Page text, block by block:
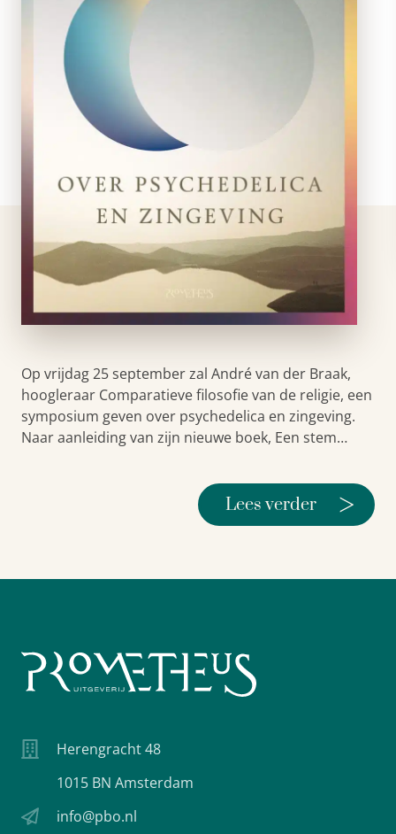
Op vrijdag 25 september zal André van der Braak,
hoogleraar Comparatieve filosofie van de religie, een
symposium geven over psychedelica en zingeving.
Naar aanleiding van zijn nieuwe boek, Een stem…
Lees verder >
Herengracht 48
1015 BN Amsterdam
info@pbo.nl